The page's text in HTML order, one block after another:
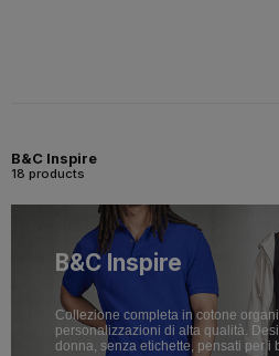
B&C Inspire
18 products
B&C Inspire
Collezione completa in cotone
personalizzazioni di alta qualità.
donna, senza etichette, pensati per i